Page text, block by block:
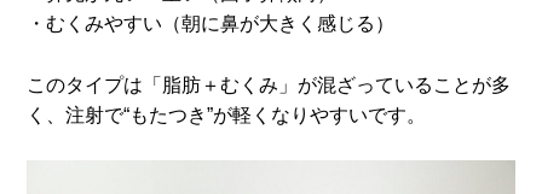
・むくみやすい（朝に鼻が大きく感じる）
このタイプは「脂肪＋むくみ」が混ざっていることが多
く、注射で“もたつき”が軽くなりやすいです。